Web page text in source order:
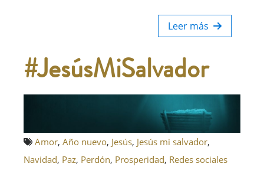
Leer más
#JesúsMiSalvador
Amor, Año nuevo, Jesús, Jesús mi salvador,
Navidad, Paz, Perdón, Prosperidad, Redes sociales